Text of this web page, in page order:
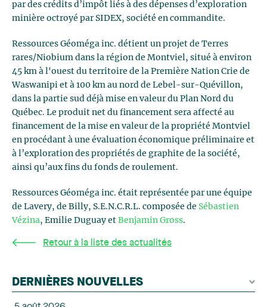
par des crédits d’impôt liés à des dépenses d’exploration
minière octroyé par SIDEX, société en commandite.
Ressources Géoméga inc. détient un projet de Terres
rares/Niobium dans la région de Montviel, situé à environ
45 km à l'ouest du territoire de la Première Nation Crie de
Waswanipi et à 100 km au nord de Lebel-sur-Quévillon,
dans la partie sud déjà mise en valeur du Plan Nord du
Québec. Le produit net du financement sera affecté au
financement de la mise en valeur de la propriété Montviel
en procédant à une évaluation économique préliminaire et
à l’exploration des propriétés de graphite de la société,
ainsi qu’aux fins du fonds de roulement.
Ressources Géoméga inc. était représentée par une équipe
de Lavery, de Billy, S.E.N.C.R.L. composée de Sébastien
Vézina, Emilie Duguay et Benjamin Gross.
Retour à la liste des actualités
DERNIÈRES NOUVELLES